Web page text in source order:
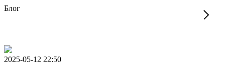
Блог
2025-05-12 22:50